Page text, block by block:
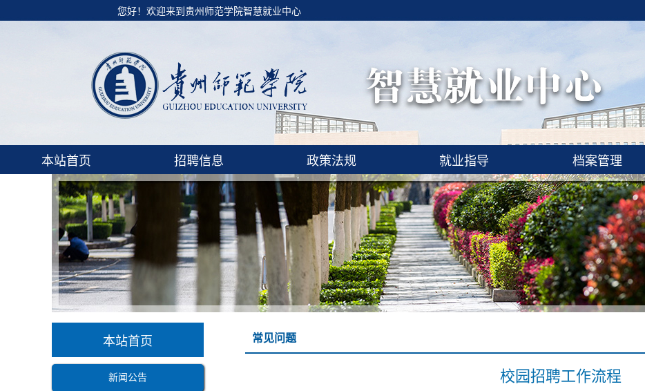
您好！欢迎来到贵州师范学院智慧就业中心
本站首页 招聘信息 政策法规 就业指导 档案管理
本站首页
新闻公告
常见问题
校园招聘工作流程